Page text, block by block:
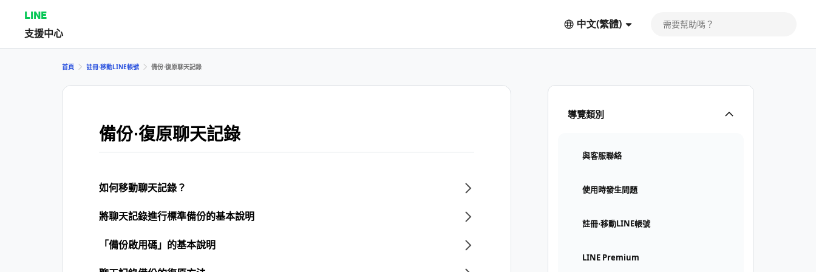
LINE
支援中心
中文(繁體)
導覽類別
與客服聯絡
使用時發生問題
註冊⋅移動LINE帳號
LINE Premium
首頁 註冊⋅移動LINE帳號 備份⋅復原聊天記錄
備份⋅復原聊天記錄
如何移動聊天記錄？
將聊天記錄進行標準備份的基本說明
「備份啟用碼」的基本說明